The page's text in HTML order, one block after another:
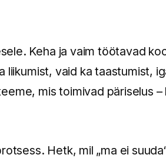
Keha ja vaim töötavad
vaid ka taastumist,
mis toimivad päriselus –
Hetk, mil „ma ei